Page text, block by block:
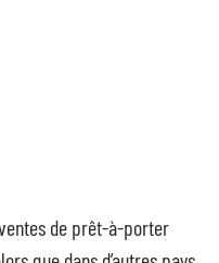
de prêt-à-porter